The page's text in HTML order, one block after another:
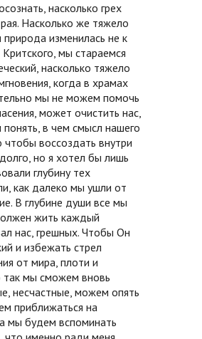
насколько грех
Насколько же тяжело
изменилась не к
мы стараемся
насколько тяжело
когда в храмах
мы не можем помочь
может очистить нас,
в чем смысл нашего
воссоздать внутри
но я хотел бы лишь
глубину тех
как далеко мы ушли от
В глубине души все мы
жить каждый
нас, грешных. Чтобы Он
и избежать стрел
от мира, плоти и
так мы сможем вновь
несчастные, можем опять
приближаться на
мы будем вспоминать